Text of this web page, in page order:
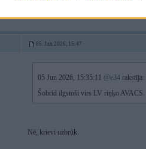
05. Jun 2026, 15:47
05 Jun 2026, 15:35:11 @e34 rakstīja:
Šobrīd ilgstoši virs LV riņķo AVACS.
Nē, krievi uzbrūk.